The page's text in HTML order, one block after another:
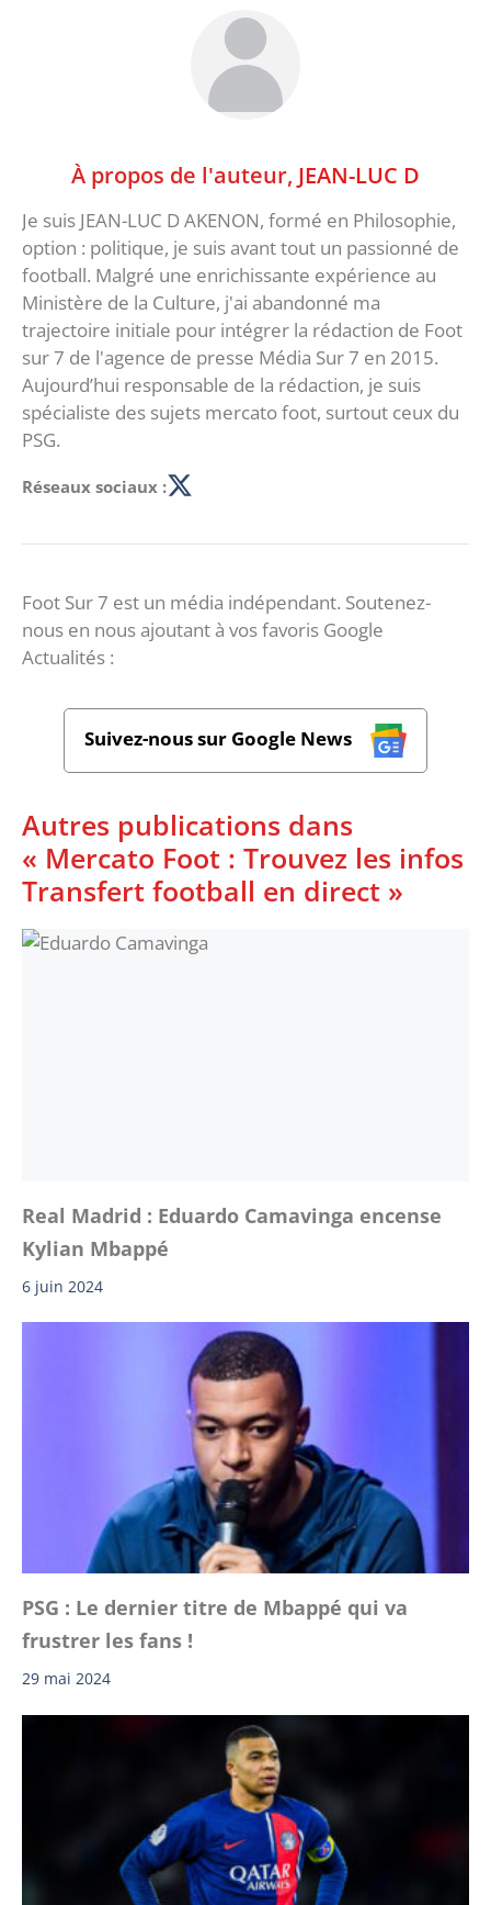
À propos de l'auteur, JEAN-LUC D
Je suis JEAN-LUC D AKENON, formé en Philosophie,
option : politique, je suis avant tout un passionné de
football. Malgré une enrichissante expérience au
Ministère de la Culture, j'ai abandonné ma
trajectoire initiale pour intégrer la rédaction de Foot
sur 7 de l'agence de presse Média Sur 7 en 2015.
Aujourd’hui responsable de la rédaction, je suis
spécialiste des sujets mercato foot, surtout ceux du
PSG.
Réseaux sociaux :
Foot Sur 7 est un média indépendant. Soutenez-
nous en nous ajoutant à vos favoris Google
Actualités :
Suivez-nous sur Google News
Autres publications dans
« Mercato Foot : Trouvez les infos
Transfert football en direct »
Real Madrid : Eduardo Camavinga encense
Kylian Mbappé
6 juin 2024
PSG : Le dernier titre de Mbappé qui va
frustrer les fans !
29 mai 2024